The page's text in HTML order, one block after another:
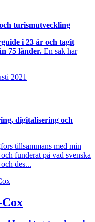
turismutveckling
i 23 år och tagit
75 länder. En sak har
digitalisering och
tillsammans med min
funderat på vad svenska
des...